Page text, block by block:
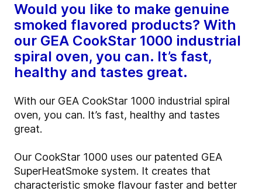
Would you like to make genuine
smoked flavored products? With
our GEA CookStar 1000 industrial
spiral oven, you can. It’s fast,
healthy and tastes great.
With our GEA CookStar 1000 industrial spiral
oven, you can. It’s fast, healthy and tastes
great.
Our CookStar 1000 uses our patented GEA
SuperHeatSmoke system. It creates that
characteristic smoke flavour faster and better